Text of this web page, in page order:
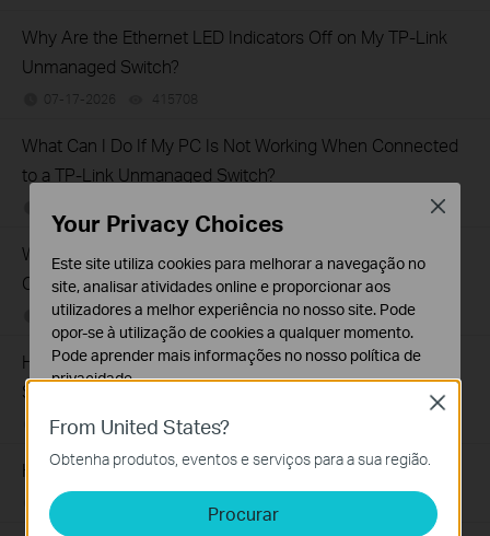
Why Are the Ethernet LED Indicators Off on My TP-Link
Unmanaged Switch?
07-17-2026 415708
What Can I Do If My PC Is Not Working When Connected
to a TP-Link Unmanaged Switch?
What Can I Do If My PC Has Slow Network Speed When
Connected to an Unmanaged Switch?
07-16-2026 359119 views
How to Troubleshoot Unstable Internet Issue on Omada
Switch
06-24-2026 129875views
How to Troubleshoot No Internet Issue on Omada Switch
06-24-2026
From United States?
Obtenha produtos, eventos e serviços para a sua região.
Procurar
Close
Your Privacy Choices
Este site utiliza cookies para melhorar a navegação no
site, analisar atividades online e proporcionar aos
utilizadores a melhor experiência no nosso site. Pode
opor-se à utilização de cookies a qualquer momento.
Pode aprender mais informações no nosso política de
privacidade.
Cookies Básicos
Os cookies são necessários para o funcionamento do
website e não podem ser desativados nos seus
Cookies de Análise e Marketing
Close